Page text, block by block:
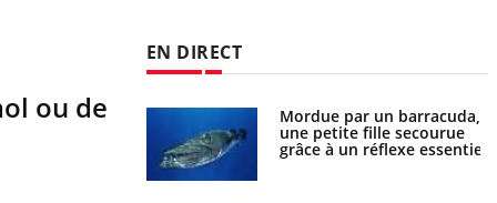
ou de
EN DIRECT
un barracuda, Comment gérer le sommeil
des enfants en vacances ?